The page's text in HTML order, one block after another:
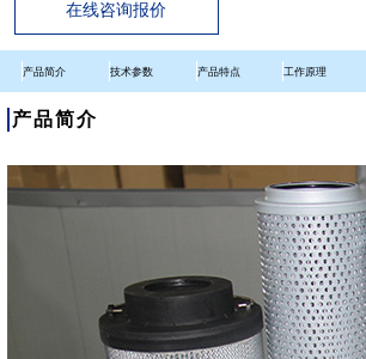
在线咨询报价
产品简介 技术参数 产品特点 工作原理
产品简介